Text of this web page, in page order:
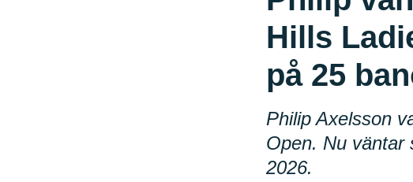
Hills
på 25
Philip Axelsson
Open. Nu väntar
2026.